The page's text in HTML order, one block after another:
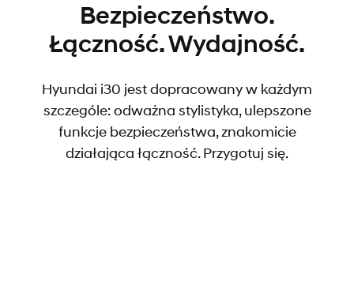
Bezpieczeństwo.
Łączność. Wydajność.
Hyundai i30 jest dopracowany w każdym
szczególe: odważna stylistyka, ulepszone
funkcje bezpieczeństwa, znakomicie
działająca łączność. Przygotuj się.